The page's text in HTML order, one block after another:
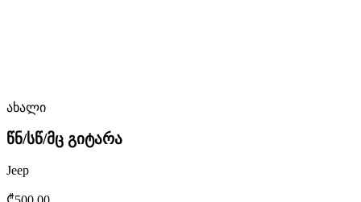
ახალი
წნ/სწ/მც გიტარა
Jeep